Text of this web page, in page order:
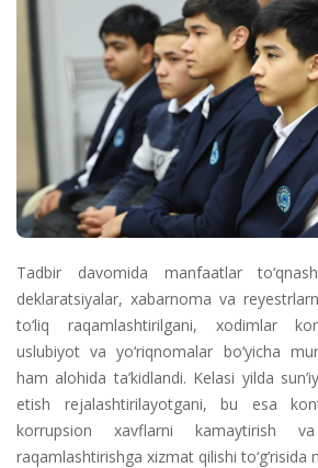
Tadbir davomida manfaatlar
deklaratsiyalar, xabarnoma va
to‘liq raqamlashtirilgani, xodimlar
uslubiyot va yo‘riqnomalar bo‘yicha
ham alohida ta’kidlandi. Kelasi yilda
etish rejalashtirilayotgani, bu esa
korrupsion xavflarni kamaytirish
raqamlashtirishga xizmat qilishi to‘g’risida